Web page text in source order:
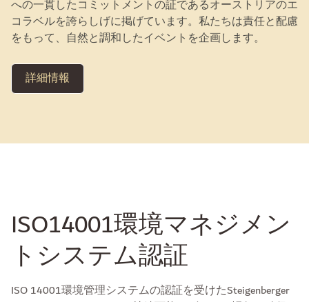
への一貫したコミットメントの証であるオーストリアのエ
コラベルを誇らしげに掲げています。私たちは責任と配慮
をもって、自然と調和したイベントを企画します。
詳細情報
ISO14001環境マネジメン
トシステム認証
ISO 14001環境管理システムの認証を受けたSteigenberger